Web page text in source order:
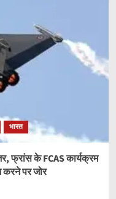
भारत
फ्रांस के FCAS कार्यक्रम
पर जोर